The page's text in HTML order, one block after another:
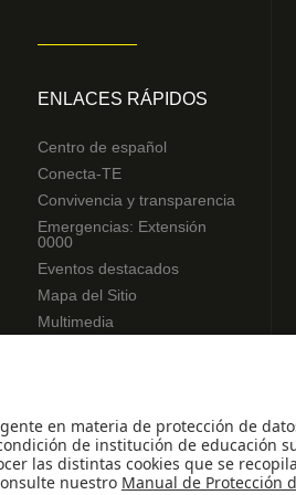
ENLACES RÁPIDOS
Centro de español
Conecta-TE
Convivencia y transparencia
Emergencias: Extensión
0000
Eventos destacados
Mapa del Sitio
Multimedia